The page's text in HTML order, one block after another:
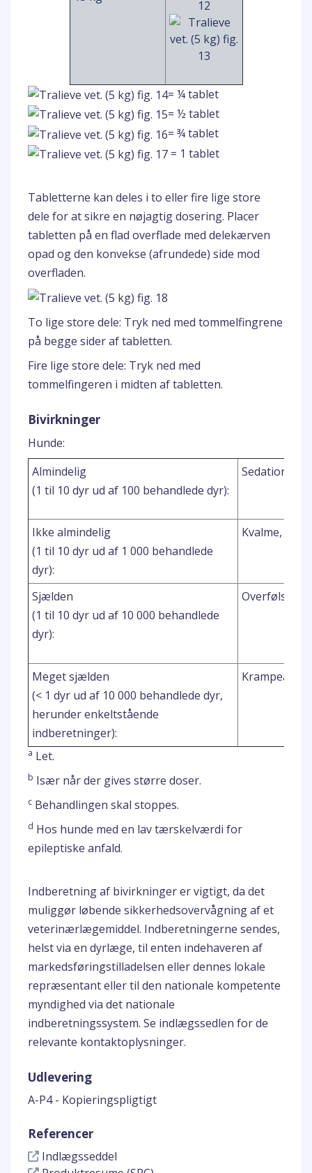
= ¼ tablet
= ½ tablet
= ¾ tablet
= 1 tablet
Tabletterne kan deles i to eller fire lige store
dele for at sikre en nøjagtig dosering. Placer
tabletten på en flad overflade med delekærven
opad og den konvekse (afrundede) side mod
overfladen.
To lige store dele: Tryk ned med tommelfingrene
på begge sider af tabletten.
Fire lige store dele: Tryk ned med
tommelfingeren i midten af tabletten.
Bivirkninger
Hunde:
Almindelig
(1 til 10 dyr ud af 100 behandlede dyr):
Sedation
Ikke almindelig
(1 til 10 dyr ud af 1 000 behandlede
dyr):
Kvalme,
Sjælden
(1 til 10 dyr ud af 10 000 behandlede
dyr):
Meget sjælden
(< 1 dyr ud af 10 000 behandlede dyr,
herunder enkeltstående
indberetninger):
a Let.
b Især når der gives større doser.
c Behandlingen skal stoppes.
d Hos hunde med en lav tærskelværdi for
epileptiske anfald.
Indberetning af bivirkninger er vigtigt, da det
muliggør løbende sikkerhedsovervågning af et
veterinærlægemiddel. Indberetningerne sendes,
helst via en dyrlæge, til enten indehaveren af
markedsføringstilladelsen eller dennes lokale
repræsentant eller til den nationale kompetente
myndighed via det nationale
indberetningssystem. Se indlægssedlen for de
relevante kontaktoplysninger.
Udlevering
A-P4 - Kopieringspligtigt
Referencer
Indlægsseddel